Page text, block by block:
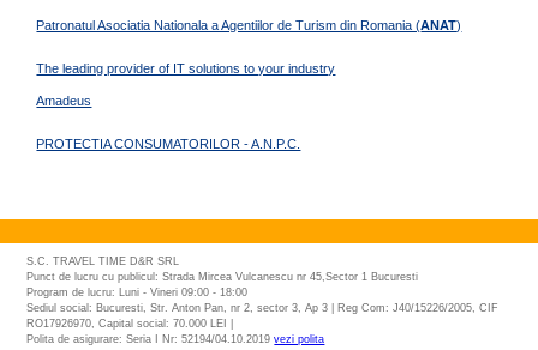
Patronatul Asociatia Nationala a Agentiilor de Turism din Romania (ANAT)
The leading provider of IT solutions to your industry
Amadeus
PROTECTIA CONSUMATORILOR - A.N.P.C.
S.C. TRAVEL TIME D&R SRL
Punct de lucru cu publicul: Strada Mircea Vulcanescu nr 45,Sector 1 Bucuresti
Program de lucru: Luni - Vineri 09:00 - 18:00
Sediul social: Bucuresti, Str. Anton Pan, nr 2, sector 3, Ap 3 | Reg Com: J40/15226/2005, CIF
RO17926970, Capital social: 70.000 LEI |
Polita de asigurare: Seria I Nr: 52194/04.10.2019vezi polita